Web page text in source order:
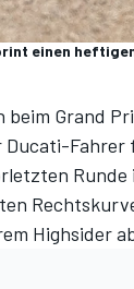
einen
beim Grand
Fahrer
Highsider